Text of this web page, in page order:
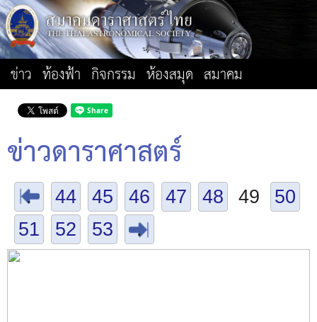
ข่าว ท้องฟ้า กิจกรรม ห้องสมุด สมาคม
ข่าวดาราศาสตร์
. 44 45 46 47 48 49
50
51
52 53 .